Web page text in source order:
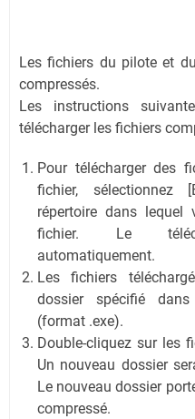
Les fichiers du pilote et
compressés.
Les instructions
télécharger les fichiers
Pour télécharger des
fichier, sélectionnez
répertoire dans lequel
fichier. Le
automatiquement.
Les fichiers
dossier spécifié
(format .exe).
Double-cliquez sur les
Un nouveau dossier
Le nouveau dossier
compressé.